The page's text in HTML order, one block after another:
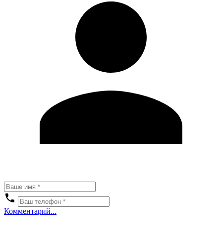
Комментарий...